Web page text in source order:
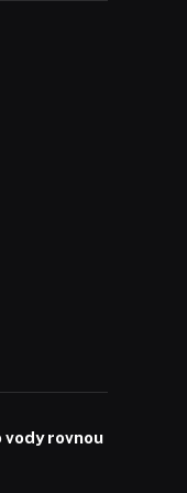
vody rovnou